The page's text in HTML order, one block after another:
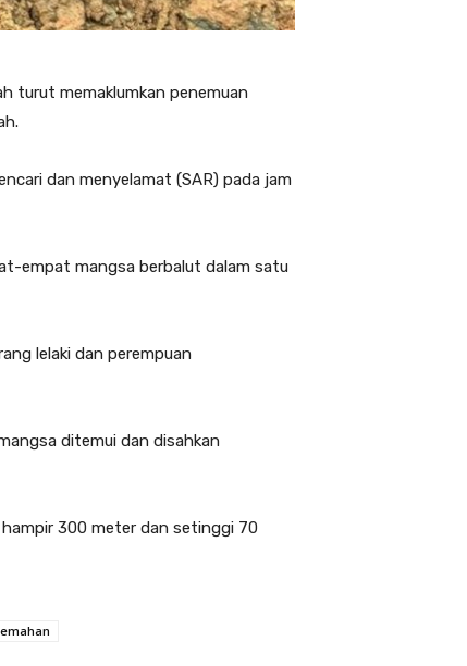
turut memaklumkan penemuan
dan menyelamat (SAR) pada jam
empat mangsa berbalut dalam satu
lelaki dan perempuan
ditemui dan disahkan
300 meter dan setinggi 70